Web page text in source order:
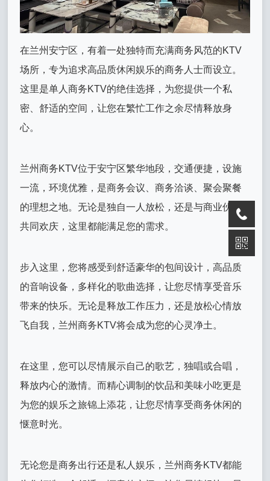
在兰州安宁区，有着一处独特而充满商务风范的KTV
场所，专为追求高品质休闲娱乐的商务人士而设立。
这里是单人商务KTV的绝佳选择，为您提供一个私
密、舒适的空间，让您在繁忙工作之余尽情释放身
心。
兰州商务KTV位于安宁区繁华地段，交通便捷，设施
一流，环境优雅，是商务会议、商务洽谈、聚会聚餐
的理想之地。无论是独自一人放松，还是与商业伙伴
共同欢庆，这里都能满足您的需求。
步入这里，您将感受到舒适豪华的包间设计，高品质
的音响设备，多样化的歌曲选择，让您尽情享受音乐
带来的快乐。无论是释放工作压力，还是放松心情放
飞自我，兰州商务KTV将会成为您的心灵净土。
在这里，您可以尽情展示自己的歌艺，独唱或合唱，
释放内心的激情。而精心调制的饮品和美味小吃更是
为您的娱乐之旅锦上添花，让您尽情享受商务休闲的
惬意时光。
无论您是商务出行还是私人娱乐，兰州商务KTV都能